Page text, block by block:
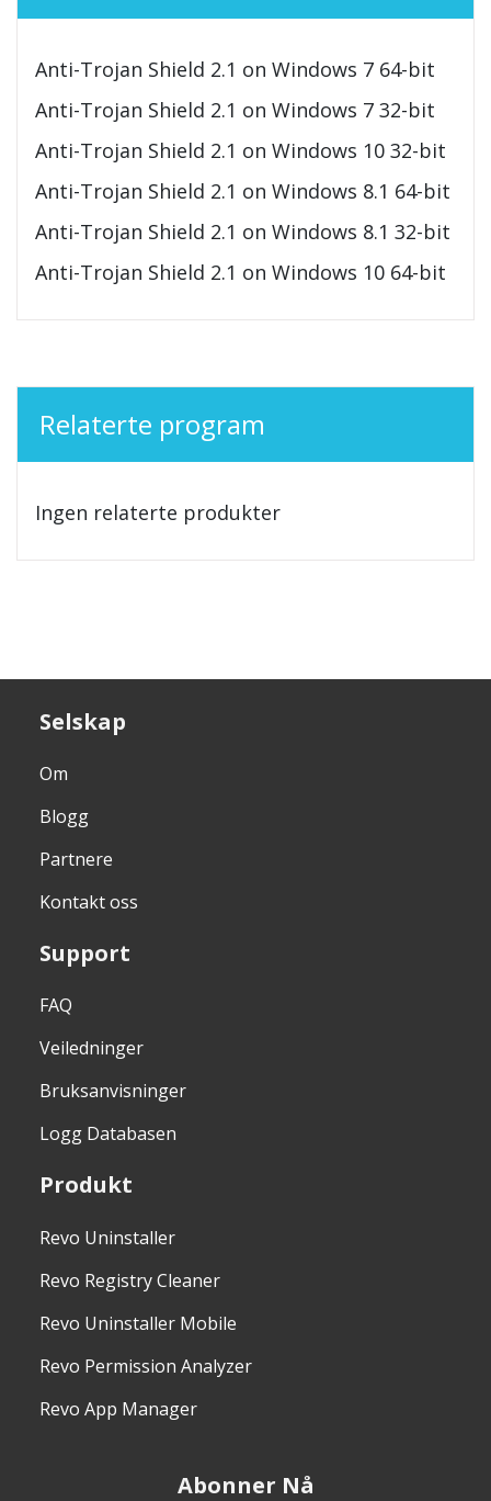
Anti-Trojan Shield 2.1 on Windows 7 64-bit
Anti-Trojan Shield 2.1 on Windows 7 32-bit
Anti-Trojan Shield 2.1 on Windows 10 32-bit
Anti-Trojan Shield 2.1 on Windows 8.1 64-bit
Anti-Trojan Shield 2.1 on Windows 8.1 32-bit
Anti-Trojan Shield 2.1 on Windows 10 64-bit
Relaterte program
Ingen relaterte produkter
Selskap
Om
Blogg
Partnere
Kontakt oss
Support
FAQ
Veiledninger
Bruksanvisninger
Logg Databasen
Produkt
Revo Uninstaller
Revo Registry Cleaner
Revo Uninstaller Mobile
Revo Permission Analyzer
Revo App Manager
Abonner Nå